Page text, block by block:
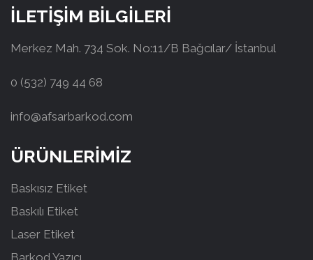
İLETİŞİM BİLGİLERİ
Merkez Mah. 734 Sok. No:11/B Bağcılar/ İstanbul
0 (532) 749 44 68
info@afsarbarkod.com
ÜRÜNLERİMİZ
Baskısız Etiket
Baskılı Etiket
Laser Etiket
Barkod Yazıcı